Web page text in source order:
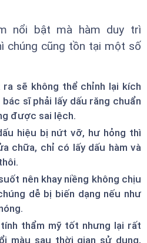
nổi bật mà hàm duy trì
chúng cũng tồn tại một số
sẽ không thể chỉnh lại kích
sĩ phải lấy dấu răng chuẩn
được sai lệch.
hiệu bị nứt vỡ, hư hỏng thì
chữa, chỉ có lấy dấu hàm và
nên khay niềng không chịu
dễ bị biến dạng nếu như
thẩm mỹ tốt nhưng lại rất
màu sau thời gian sử dụng,